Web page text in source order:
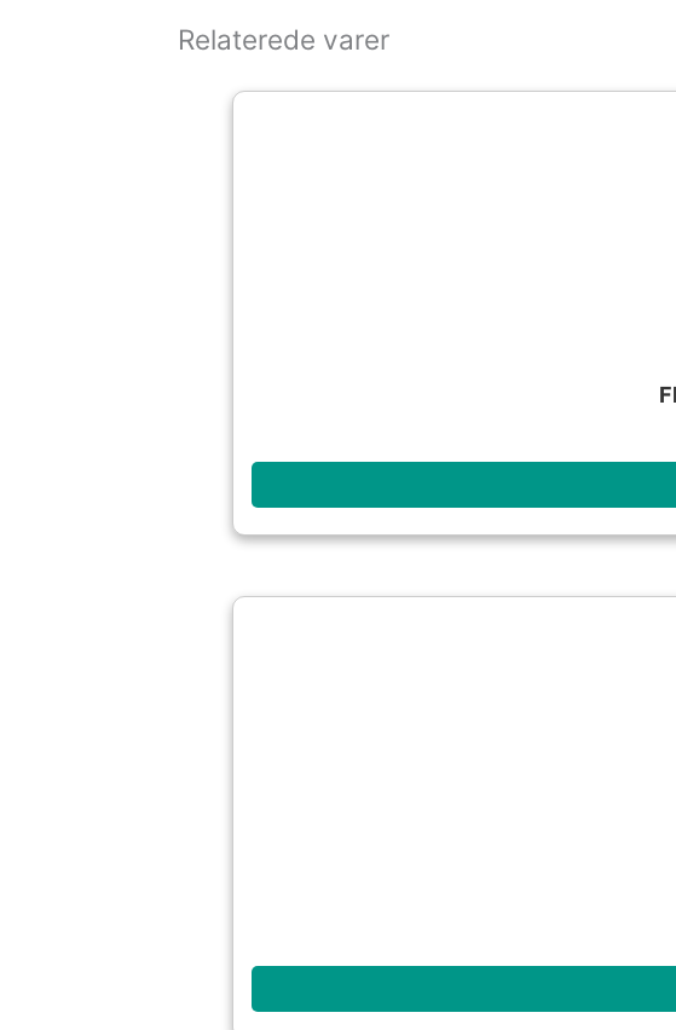
Relaterede varer